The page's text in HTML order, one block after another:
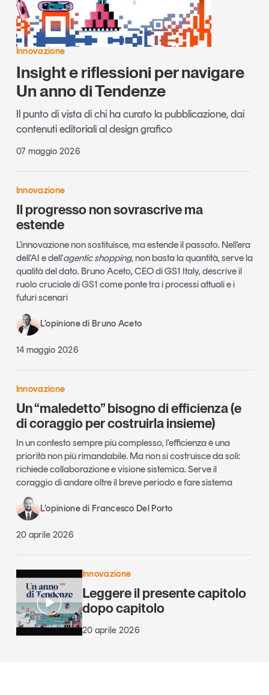
Innovazione
Insight e riflessioni per navigare
Un anno di Tendenze
Il punto di vista di chi ha curato la pubblicazione, dai
contenuti editoriali al design grafico
07 maggio 2026
Innovazione
Il progresso non sovrascrive ma
estende
L'innovazione non sostituisce, ma estende il passato. Nell'era
dell'AI e dell'agentic shopping, non basta la quantità, serve la
qualità del dato. Bruno Aceto, CEO di GS1 Italy, descrive il
ruolo cruciale di GS1 come ponte tra i processi attuali e i
futuri scenari
L’opinione di Bruno Aceto
14 maggio 2026
Innovazione
Un “maledetto” bisogno di efficienza (e
di coraggio per costruirla insieme)
In un contesto sempre più complesso, l’efficienza è una
priorità non più rimandabile. Ma non si costruisce da soli:
richiede collaborazione e visione sistemica. Serve il
coraggio di andare oltre il breve periodo e fare sistema
L’opinione di Francesco Del Porto
20 aprile 2026
Innovazione
Leggere il presente capitolo
dopo capitolo
20 aprile 2026